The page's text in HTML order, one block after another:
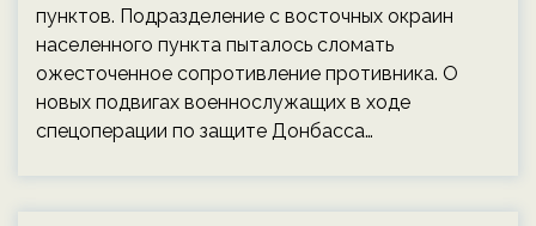
пунктов. Подразделение с восточных окраин
населенного пункта пыталось сломать
ожесточенное сопротивление противника. О
новых подвигах военнослужащих в ходе
спецоперации по защите Донбасса…